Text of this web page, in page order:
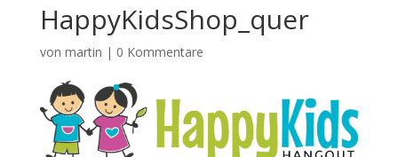
HappyKidsShop_quer
von martin | 0 Kommentare